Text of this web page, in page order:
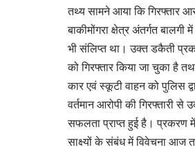
तथ्य सामने आया कि गिरफ्तार
बाकीमोंगरा क्षेत्र अंतर्गत
भी संलिप्त था। उक्त डकैती
को गिरफ्तार किया जा चुका है
कार एवं स्कूटी वाहन को पुलिस
वर्तमान आरोपी की गिरफ्तारी से
सफलता प्राप्त हुई है। प्रकरण
साक्ष्यों के संबंध में विवेचना आज